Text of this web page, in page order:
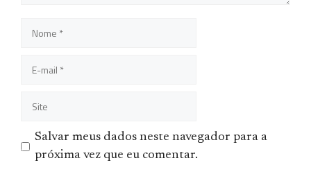
mail
Salvar meus dados neste navegador para a
próxima vez que eu comentar.